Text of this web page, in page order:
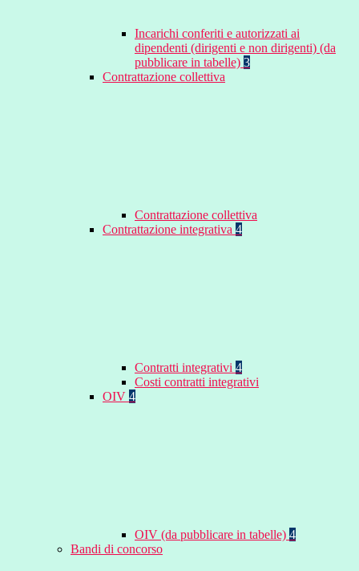
Incarichi conferiti e autorizzati ai
dipendenti (dirigenti e non dirigenti) (da
pubblicare in tabelle) 3
Contrattazione collettiva
Contrattazione collettiva
Contrattazione integrativa 4
Contratti integrativi 4
Costi contratti integrativi
OIV 4
OIV (da pubblicare in tabelle) 4
Bandi di concorso